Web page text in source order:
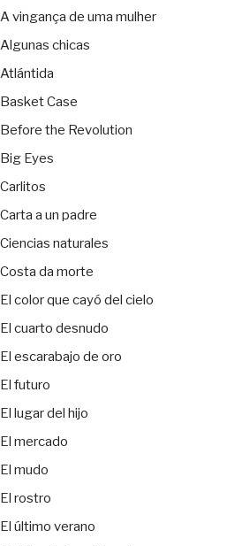
A vingança de uma mulher
Algunas chicas
Atlántida
Basket Case
Before the Revolution
Big Eyes
Carlitos
Carta a un padre
Ciencias naturales
Costa da morte
El color que cayó del cielo
El cuarto desnudo
El escarabajo de oro
El futuro
El lugar del hijo
El mercado
El mudo
El rostro
El último verano